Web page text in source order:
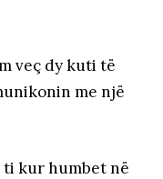
veç dy kuti të
me një
ti kur humbet në